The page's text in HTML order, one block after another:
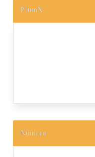
PlumX
Número